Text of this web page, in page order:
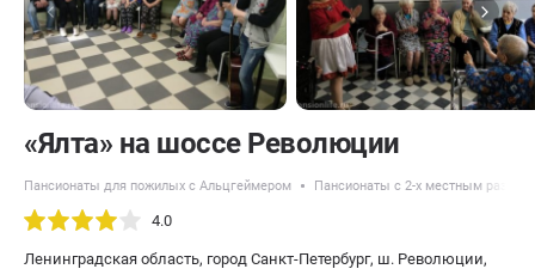
«Ялта» на шоссе Революции
Пансионаты для пожилых с Альцгеймером Пансионаты с 2-х местным
4.0
Ленинградская область, город Санкт-Петербург, ш. Революции,